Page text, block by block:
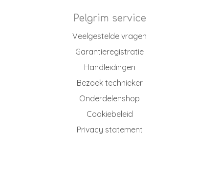
Pelgrim service
Veelgestelde vragen
Garantieregistratie
Handleidingen
Bezoek technieker
Onderdelenshop
Cookiebeleid
Privacy statement